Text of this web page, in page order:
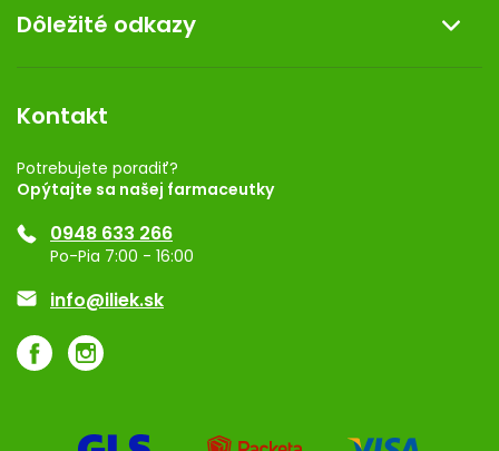
Darček k nákupu
Kontakt
Dermocentrum
Dôležité odkazy
Rozhodnutie na prevádzku
Registrácia
Ponuka pre firmy
Značky
Kontakt
Potrebujete poradiť?
Opýtajte sa našej farmaceutky
0948 633 266
Po-Pia 7:00 - 16:00
info@iliek.sk